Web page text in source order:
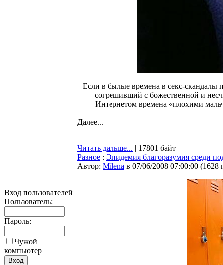
Вход пользователей
Пользователь:
Пароль:
Чужой
компьютер
Если в былые времена в секс-
согрешивший с божественной и
Интернетом времена «плохими
Далее...
Читать дальше... | 17801 байт
Разное : Эпидемия благоразумия среди
Автор: Milena в 07/06/2008 07:00:00 (1628